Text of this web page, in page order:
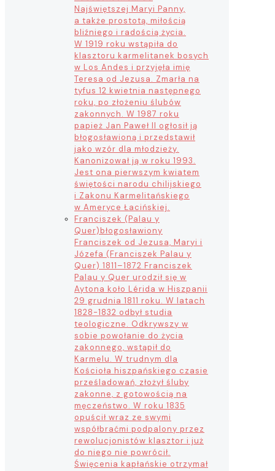
Najświętszej Maryi Panny,
a także prostotą, miłością
bliźniego i radością życia.
W 1919 roku wstąpiła do
klasztoru karmelitanek bosych
w Los Andes i przyjęła imię
Teresa od Jezusa. Zmarła na
tyfus 12 kwietnia następnego
roku, po złożeniu ślubów
zakonnych. W 1987 roku
papież Jan Paweł II ogłosił ją
błogosławioną i przedstawił
jako wzór dla młodzieży.
Kanonizował ją w roku 1993.
Jest ona pierwszym kwiatem
świętości narodu chilijskiego
i Zakonu Karmelitańskiego
w Ameryce Łacińskiej.
Franciszek (Palau y
Quer)błogosławiony
Franciszek od Jezusa, Maryi i
Józefa (Franciszek Palau y
Quer) 1811–1872 Franciszek
Palau y Quer urodził się w
Aytona koło Lérida w Hiszpanii
29 grudnia 1811 roku. W latach
1828-1832 odbył studia
teologiczne. Odkrywszy w
sobie powołanie do życia
zakonnego, wstąpił do
Karmelu. W trudnym dla
Kościoła hiszpańskiego czasie
prześladowań, złożył śluby
zakonne, z gotowością na
męczeństwo. W roku 1835
opuścił wraz ze swymi
współbraćmi podpalony przez
rewolucjonistów klasztor i już
do niego nie powrócił.
Święcenia kapłańskie otrzymał